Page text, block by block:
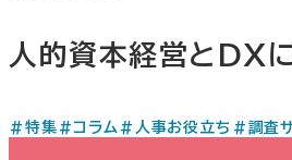
人的資本経営とDX
#特集 #コラム #人事お役立ち #調査